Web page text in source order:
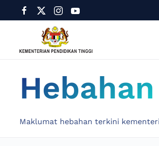
Hebahan
Maklumat hebahan terkini